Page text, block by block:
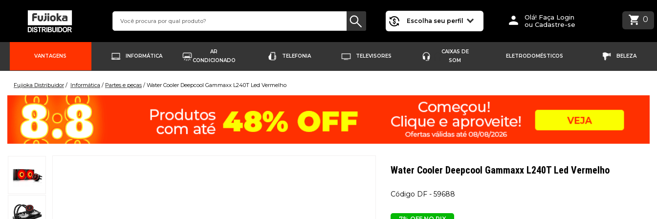
Escolha seu perfil
Olá! Faça Login
ou Cadastre-se
0
VANTAGENS INFORMÁTICA
AR
CONDICIONADO
TELEFONIA TELEVISORES
CAIXAS DE
SOM
ELETRODOMÉSTICOS BELEZA
Fujioka Distribuidor Informática Partes e peças Water Cooler Deepcool Gammaxx L240T Led Vermelho
Water Cooler Deepcool Gammaxx L240T Led Vermelho
DF - 59688